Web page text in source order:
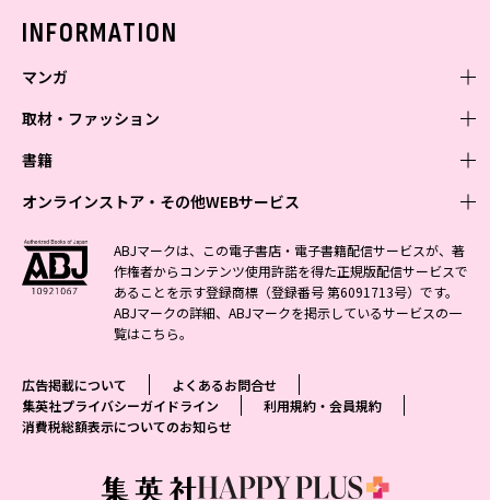
INFORMATION
マンガ
少年マンガ
Vジャンプ
最強ジャンプ
少年ジャンプ+
ジャンプTOON
ジャンプルーキー！
S-MANGA
集英社コミック文庫
青年マンガ
ZEBRACK
S-MANGA
集英社ジャンプリミックス
週刊ヤングジャンプ
ヤングジャンプ定期購読デジタル
となりのヤングジャンプ
少女マンガ
ZEBRACK
S-MANGA
集英社コミック文庫
マーガレット
別冊マーガレット
リマコミ
女性マンガ
ジャンプTOON
集英社コミック文庫
マンガMee公式サイト
リマコミ
取材・ファッション
ファッション・美容
BAILA
MAQUIA
eclat
T JAPAN
MEN'S NON-NO
芸能・情報・スポーツ
週プレNEWS
週プレ グラジャパ!
書籍
文芸・文庫・総合
小説すばる
集英社 文芸ステーション
web 集英社文庫
アジア人物史
学芸・ノンフィクション・新書
1日5分で、明日は変わる よみタイ yomitai
集英社学芸部 - 学芸・ノンフィクション
集英社ビジネス書
集英社新書プラス - 知の水先案内人
kotoba
ライトノベル・ノベライズ
集英社オレンジ文庫
ダッシュエックス文庫公式サイト
集英社Webマガジン コバルト
集英社の児童図書 S-KIDS.LAND
オンラインストア・その他WEBサービス
オンラインストア
OTO
SHUEISHA MANGA-ART HERITAGE
ジャンプキャラクターズストア
HAPPY PLUS STORE
SHUEISHA VOX
LEEマルシェ
その他WEBサービス
集英社アドナビ
ABJマークは、この電子書店・電子書籍配信サービスが、著
作権者からコンテンツ使用許諾を得た正規版配信サービスで
あることを示す登録商標（登録番号 第6091713号）です。
ABJマークの詳細、ABJマークを掲示しているサービスの一
覧はこちら。
広告掲載について
よくあるお問合せ
集英社プライバシーガイドライン
利用規約・会員規約
消費税総額表示についてのお知らせ